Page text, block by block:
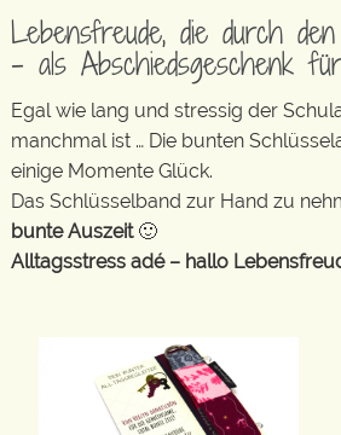
Lebensfreude, die durch
– als Abschiedsgeschenk
Egal wie lang und stressig der
manchmal ist … Die bunten
einige Momente Glück.
Das Schlüsselband zur Hand zu
bunte Auszeit🙂
Alltagsstress adé – hallo